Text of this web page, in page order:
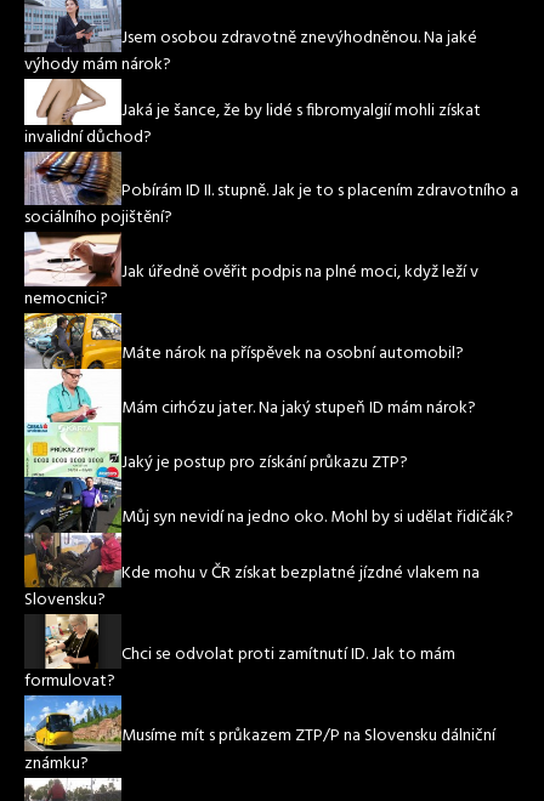
Jsem osobou zdravotně znevýhodněnou. Na jaké
výhody mám nárok?
Jaká je šance, že by lidé s fibromyalgií mohli získat
invalidní důchod?
Pobírám ID II. stupně. Jak je to s placením zdravotního a
sociálního pojištění?
Jak úředně ověřit podpis na plné moci, když leží v
nemocnici?
Máte nárok na příspěvek na osobní automobil?
Mám cirhózu jater. Na jaký stupeň ID mám nárok?
Jaký je postup pro získání průkazu ZTP?
Můj syn nevidí na jedno oko. Mohl by si udělat řidičák?
Kde mohu v ČR získat bezplatné jízdné vlakem na
Slovensku?
Chci se odvolat proti zamítnutí ID. Jak to mám
formulovat?
Musíme mít s průkazem ZTP/P na Slovensku dálniční
známku?